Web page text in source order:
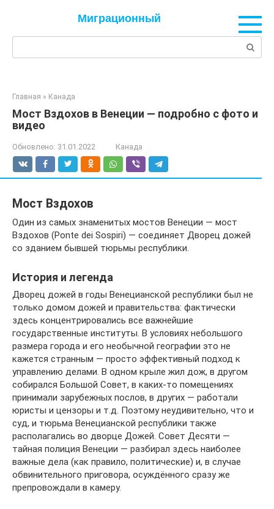
Миграционный
Главная » Канада
Мост Вздохов в Венеции — подробно с фото и
видео
Обновлено: 31.01.2022 Канада
Мост Вздохов
Один из самых знаменитых мостов Венеции — мост
Вздохов (Ponte dei Sospiri) — соединяет Дворец дожей
со зданием бывшей тюрьмы республики.
История и легенда
Дворец дожей в годы Венецианской республики был не
только домом дожей и правительства: фактически
здесь концентрировались все важнейшие
государственные институты. В условиях небольшого
размера города и его необычной географии это не
кажется странным — просто эффективный подход к
управлению делами. В одном крыле жил дож, в другом
собирался Большой Совет, в каких-то помещениях
принимали зарубежных послов, в других — работали
юристы и цензоры и т.д. Поэтому неудивительно, что и
суд, и тюрьма Венецианской республики также
располагались во дворце Дожей. Совет Десяти —
тайная полиция Венеции — разбирал здесь наиболее
важные дела (как правило, политические) и, в случае
обвинительного приговора, осуждённого сразу же
препровождали в камеру.